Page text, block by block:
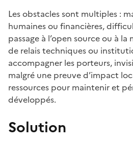
Les obstacles sont multiples :
humaines ou financières,
passage à l’open source ou à
de relais techniques ou
accompagner les porteurs,
malgré une preuve d’impact
ressources pour maintenir et
développés.
Solution